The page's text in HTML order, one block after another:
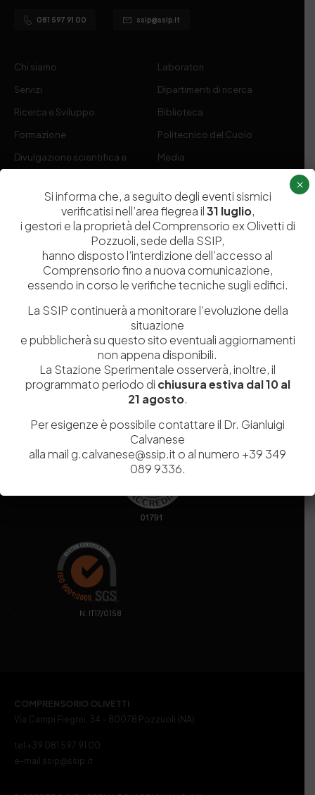
081 597 91 00 ssip@ssip.it
Chi siamo
Servizi
Ricerca e Sviluppo
Formazione
Divulgazione scientifica e
Contribuenti
Contatti
Laboratori
Dipartimenti di ricerca
Biblioteca
Politecnico del Cuoio
Media
Tutela Whistleblowing
Amministrazione Trasparente
Iscrizione REANA 920756
Codice di iscrizione all’Anagrafe Nazionale delle Ricerche del
MIUR000290_EIRI
Euro9.690.240,00
stazionesperimentaleindustriapelli@legalmail.it
Sede legaleVia Campi Flegrei, 34 – 80078 Pozzuoli (NA) – Tel. +39
. N. IT17/0158
COMPRENSORIO OLIVETTI
Via Campi Flegrei, 34 – 80078 Pozzuoli (NA)
tel +39 081 597 91 00
e-mail ssip@ssip.it
Si informa che, a seguito degli eventi sismici
verificatisi nell’area flegrea il31 luglio,
i gestori e la proprietà del Comprensorio ex Olivetti di
Pozzuoli, sede della SSIP,
hanno disposto l’interdizione dell’accesso al
Comprensorio fino a nuova comunicazione,
essendo in corso le verifiche tecniche sugli edifici.
La SSIP continuerà a monitorare l’evoluzione della
situazione
e pubblicherà su questo sito eventuali aggiornamenti
non appena disponibili.
La Stazione Sperimentale osserverà, inoltre, il
programmato periodo di chiusura estiva dal 10 al
21 agosto.
Per esigenze è possibile contattare il Dr. Gianluigi
Calvanese
alla mail g.calvanese@ssip.it o al numero +39 349
089 9336.
×